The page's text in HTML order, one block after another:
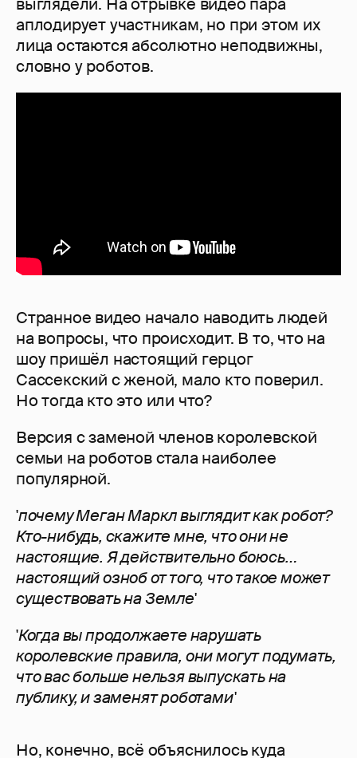
аплодирует участникам, но при этом их
лица остаются абсолютно неподвижны,
словно у роботов.
Странное видео начало наводить людей
на вопросы, что происходит. В то, что на
шоу пришёл настоящий герцог
Сассекский с женой, мало кто поверил.
Но тогда кто это или что?
Версия с заменой членов королевской
семьи на роботов стала наиболее
популярной.
'почему Меган Маркл выглядит как робот?
Кто-нибудь, скажите мне, что они не
настоящие. Я действительно боюсь…
настоящий озноб от того, что такое может
существовать на Земле'
'Когда вы продолжаете нарушать
королевские правила, они могут подумать,
что вас больше нельзя выпускать на
публику, и заменят роботами'
Но, конечно, всё объяснилось куда